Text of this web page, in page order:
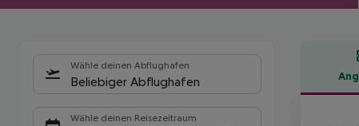
Wähle deinen Abflughafen
Beliebiger Abflughafen
Wähle deinen Reisezeitraum